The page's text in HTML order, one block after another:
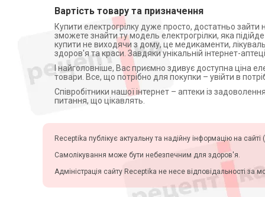
Офтальмологічні вироби
Вартість товару та призначення
Купити електрогрілку дуже просто, достатньо зайти
зможете знайти ту модель електрогрілки, яка
купити не виходячи з дому, це медикаменти,
здоров'я та краси. Завдяки унікальній інтернет-
І найголовніше, Вас приємно здивує доступна ціна
товари. Все, що потрібно для покупки – увійти в
Співробітники нашої інтернет – аптеки із
питання, що цікавлять.
Receptika публікує актуальну та надійну інформацію на
Самолікування може бути небезпечним для здоров'я.
Адміністрація сайту Receptika не несе відповідальності за